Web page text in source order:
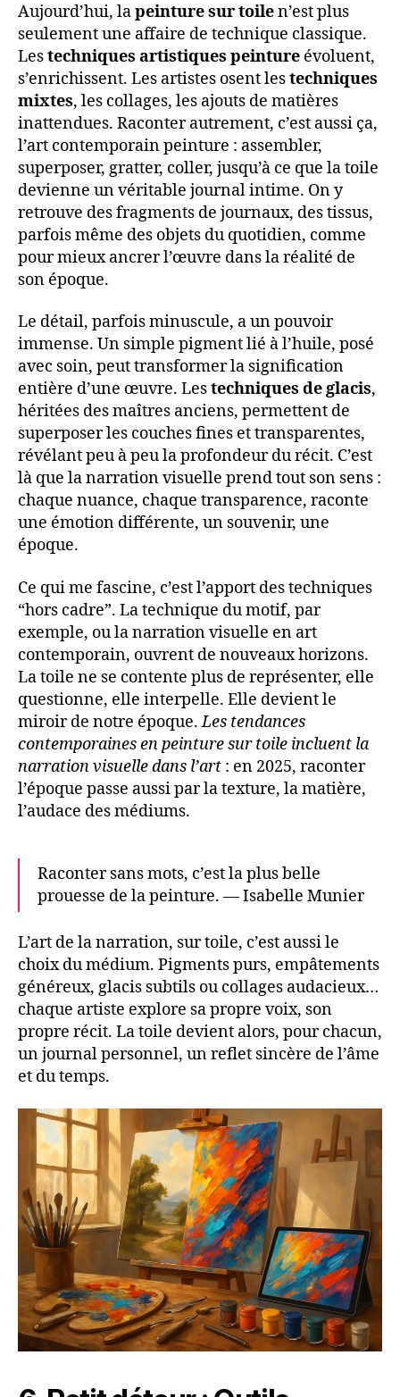
Aujourd’hui, lapeinture sur toilen’est plus
seulement une affaire de technique classique.
Lestechniques artistiques peinture évoluent,
s’enrichissent. Les artistes osent lestechniques
mixtes, les collages, les ajouts de matières
inattendues. Raconter autrement, c’est aussi ça,
l’art contemporain peinture : assembler,
superposer, gratter, coller, jusqu’à ce que la toile
devienne un véritable journal intime. On y
retrouve des fragments de journaux, des tissus,
parfois même des objets du quotidien, comme
pour mieux ancrer l’œuvre dans la réalité de
son époque.
Le détail, parfois minuscule, a un pouvoir
immense. Un simple pigment lié à l’huile, posé
avec soin, peut transformer la signification
entière d’une œuvre. Lestechniques de glacis,
héritées des maîtres anciens, permettent de
superposer les couches fines et transparentes,
révélant peu à peu la profondeur du récit. C’est
là que la narration visuelle prend tout son sens :
chaque nuance, chaque transparence, raconte
une émotion différente, un souvenir, une
époque.
Ce qui me fascine, c’est l’apport des techniques
“hors cadre”. La technique du motif, par
exemple, ou la narration visuelle en art
contemporain, ouvrent de nouveaux horizons.
La toile ne se contente plus de représenter, elle
questionne, elle interpelle. Elle devient le
miroir de notre époque.Les tendances
contemporaines en peinture sur toile incluent la
narration visuelle dans l’art : en 2025, raconter
l’époque passe aussi par la texture, la matière,
l’audace des médiums.
Raconter sans mots, c’est la plus belle
prouesse de la peinture. — Isabelle Munier
L’art de la narration, sur toile, c’est aussi le
choix du médium. Pigments purs, empâtements
généreux, glacis subtils ou collages audacieux…
chaque artiste explore sa propre voix, son
propre récit. La toile devient alors, pour chacun,
un journal personnel, un reflet sincère de l’âme
et du temps.